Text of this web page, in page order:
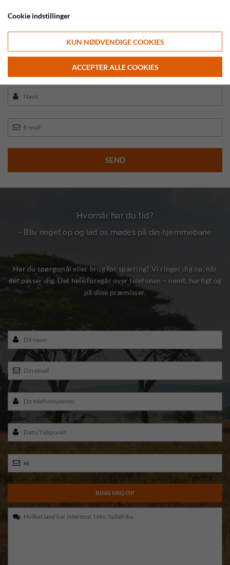
Hvornår har du tid?
- Bliv ringet op og lad os mødes på din hjemmebane
Har du spørgsmål eller brug for sparring? Vi ringer dig op, når
det passer dig. Det hele foregår over telefonen – nemt, hurtigt og
på dine præmisser.
Cookie indstillinger
KUN NØDVENDIGE COOKIES
ACCEPTER ALLE COOKIES